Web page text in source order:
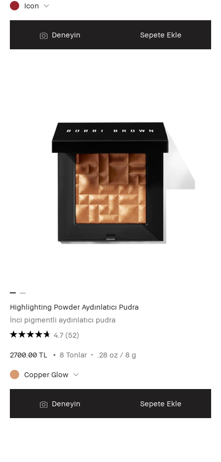
Icon
Deneyin Sepete Ekle
Highlighting Powder Aydınlatıcı Pudra
İnci pigmentli aydınlatıcı pudra
4.7 (52)
2700.00 TL 8 Tonlar .28 oz / 8 g
Copper Glow
Deneyin Sepete Ekle